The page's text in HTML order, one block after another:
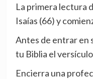
La primera lectura
Isaías (66) y
Antes de entrar en
tu Biblia el
Encierra una